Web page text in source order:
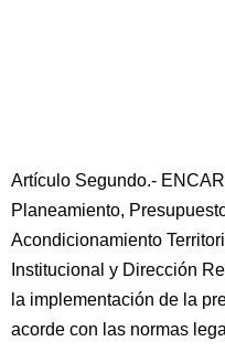
Artículo Segundo.-
Planeamiento,
Acondicionamiento
Institucional y Dirección
la implementación de la
acorde con las normas